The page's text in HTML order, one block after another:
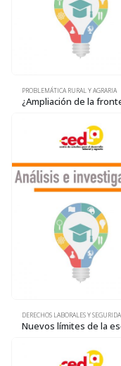
PROBLEMÁTICA RURAL Y AGRARIA